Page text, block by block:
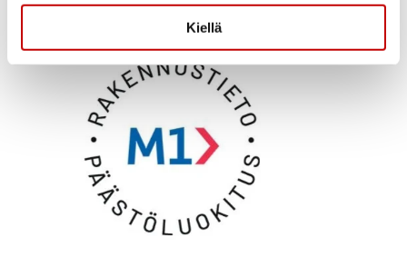
Kiellä